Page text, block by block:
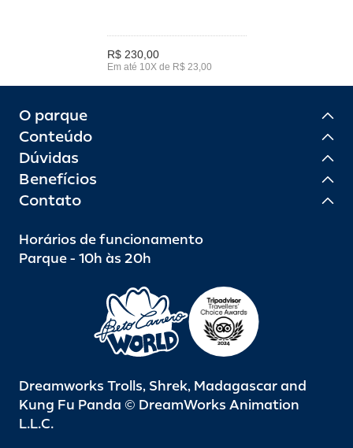
R$ 230,00
Em até 10X de R$ 23,00
O parque
Conteúdo
Dúvidas
Benefícios
Contato
Horários de funcionamento
Parque - 10h às 20h
Dreamworks Trolls, Shrek, Madagascar and
Kung Fu Panda © DreamWorks Animation
L.L.C.